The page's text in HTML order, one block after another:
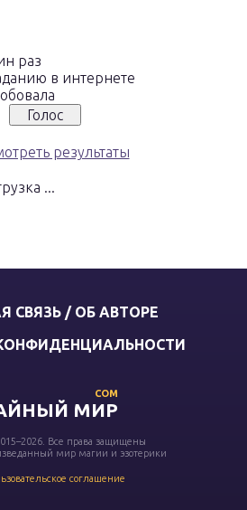
раз
в интернете
результаты
...
СВЯЗЬ / ОБ АВТОРЕ
МИР
COM
Все права защищены
мир магии и эзотерики
соглашение